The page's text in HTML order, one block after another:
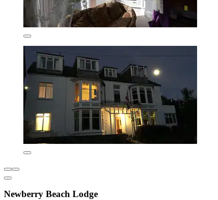
Newberry Beach Lodge